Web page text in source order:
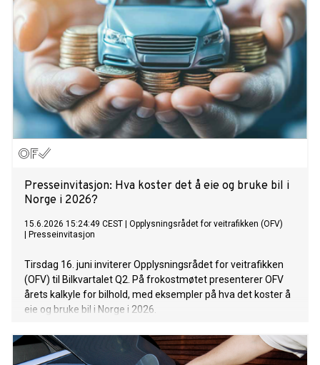
Presseinvitasjon: Hva koster det å eie og bruke bil i
Norge i 2026?
15.6.2026 15:24:49 CEST
Opplysningsrådet for veitrafikken (OFV)
Presseinvitasjon
Tirsdag 16. juni inviterer Opplysningsrådet for veitrafikken
(OFV) til Bilkvartalet Q2. På frokostmøtet presenterer OFV
årets kalkyle for bilhold, med eksempler på hva det koster å
eie og bruke bil i Norge i 2026.